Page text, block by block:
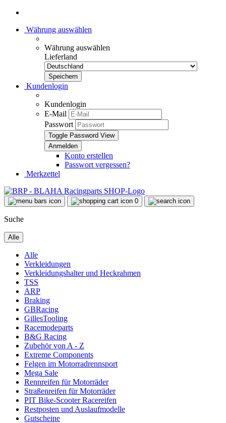
Währung auswählen
Währung auswählen
Lieferland
Kundenlogin
Kundenlogin
E-Mail
Passwort
Toggle Password View
Konto erstellen
Passwort vergessen?
Merkzettel
0
Suche
Alle
Alle
Verkleidungen
Verkleidungshalter und Heckrahmen
TSS
ARP
Braking
GBRacing
GillesTooling
Racemodeparts
B&G Racing
Zubehör von A - Z
Extreme Components
Felgen im Motorradrennsport
Mega Sale
Rennreifen für Motorräder
Straßenreifen für Motorräder
PIT Bike-Scooter Racereifen
Restposten und Auslaufmodelle
Gutscheine